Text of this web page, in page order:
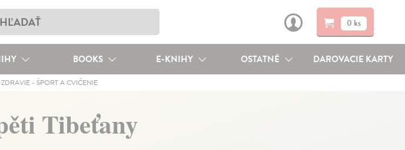
0 ks
BOOKS E-KNIHY OSTATNÉ DAROVACIE KARTY
- ŠPORT A CVIČENIE
Tibeťany